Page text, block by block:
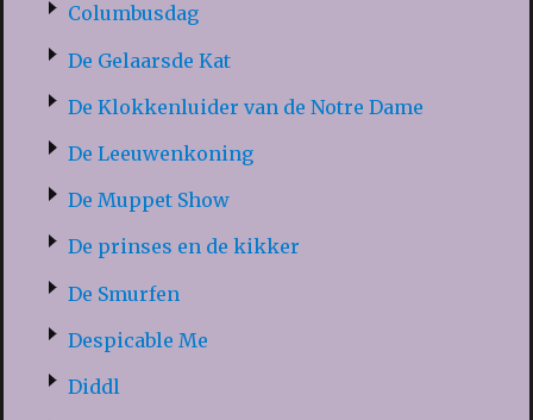
Columbusdag
De Gelaarsde Kat
De Klokkenluider van de Notre Dame
De Leeuwenkoning
De Muppet Show
De prinses en de kikker
De Smurfen
Despicable Me
Diddl